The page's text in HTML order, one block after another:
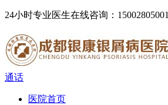
24小时专业医生在线咨询：15002805001
通话
医院首页